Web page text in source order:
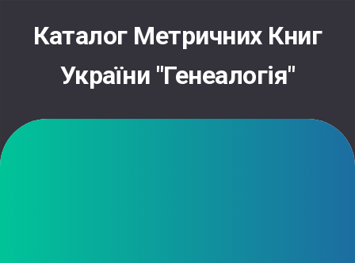
contentКаталог Метричних Книг
України "Генеалогія"